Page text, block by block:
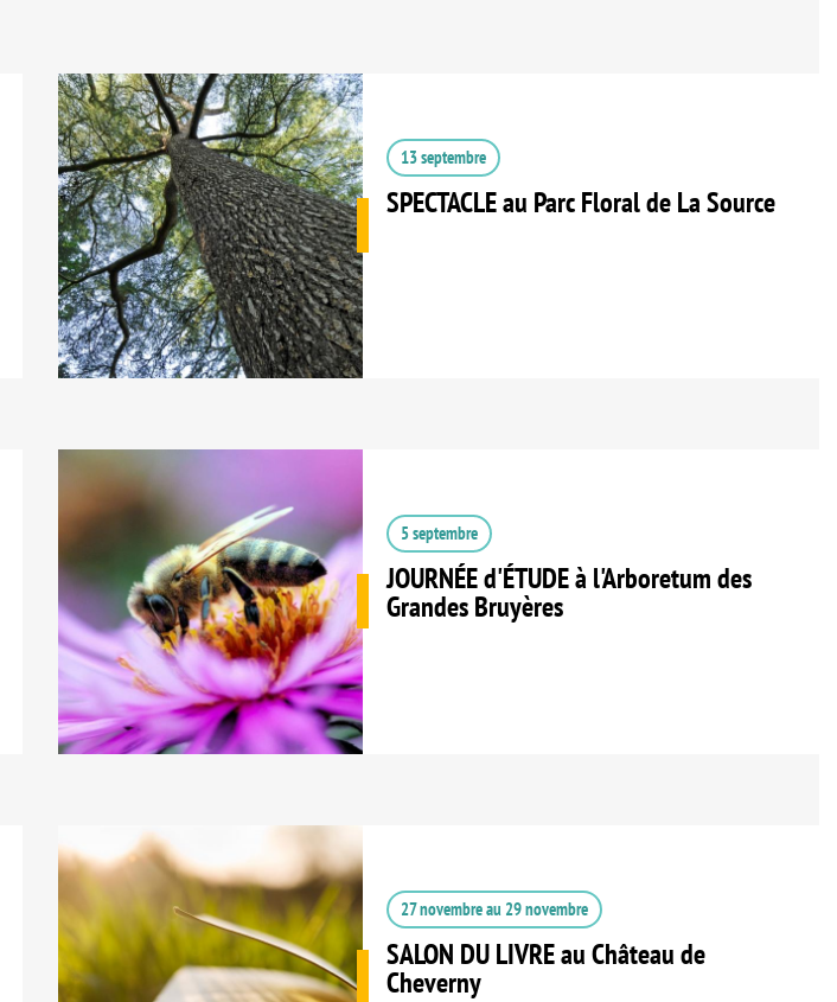
13 septembre
SPECTACLE au Parc Floral de La Source
5 septembre
JOURNÉE d'ÉTUDE à l'Arboretum des
Grandes Bruyères
27 novembreau 29 novembre
SALON DU LIVRE au Château de
Cheverny